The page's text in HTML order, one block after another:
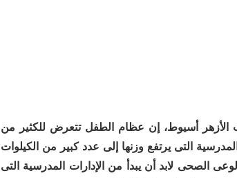
الأزهر أسيوط، إن عظام الطفل تتعرض للكثير من
التى يرتفع وزنها إلى عدد كبير من الكيلوات
الصحى لابد أن يبدأ من الإدارات المدرسية التى